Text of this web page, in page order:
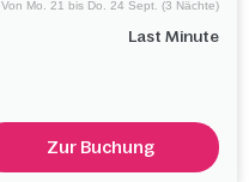
Last Minute
Von Mo. 21 bis Do. 24 Sept. (3 Nächte)
Zur Buchung